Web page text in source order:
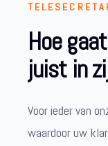
Hoe
juist in
Voor ieder van
waardoor uw